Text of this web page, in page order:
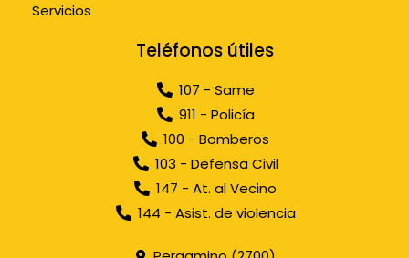
Servicios
Teléfonos útiles
107 - Same
911 - Policía
100 - Bomberos
103 - Defensa Civil
147 - At. al Vecino
144 - Asist. de violencia